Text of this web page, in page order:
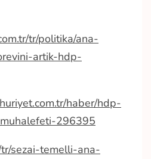
tr/politika/ana-
artik-hdp-
haber/hdp-
296395
sezai-temelli-ana-